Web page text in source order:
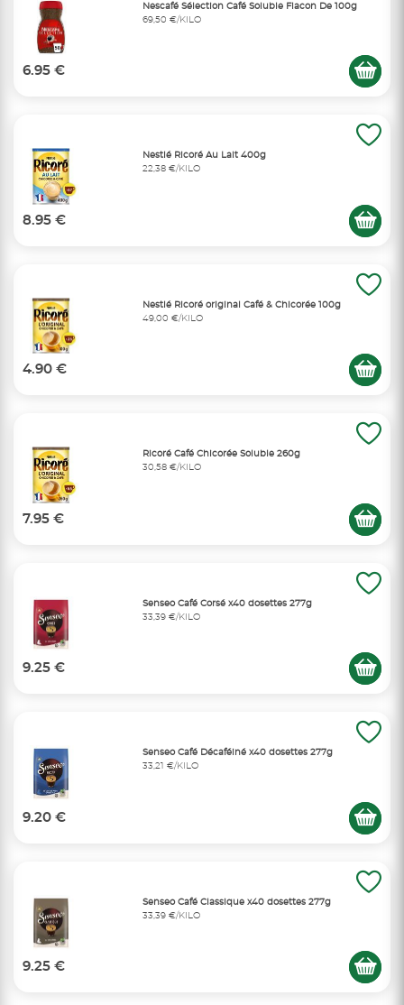
Nescafé Sélection Café Soluble Flacon De 100g
69,50 €/KILO
6.95 €
Nestlé Ricoré Au Lait 400g
22,38 €/KILO
8.95 €
Nestlé Ricoré original Café & Chicorée 100g
49,00 €/KILO
4.90 €
Ricoré Café Chicorée Soluble 260g
30,58 €/KILO
7.95 €
Senseo Café Corsé x40 dosettes 277g
33,39 €/KILO
9.25 €
Senseo Café Décaféiné x40 dosettes 277g
33,21 €/KILO
9.20 €
Senseo Café Classique x40 dosettes 277g
33,39 €/KILO
9.25 €